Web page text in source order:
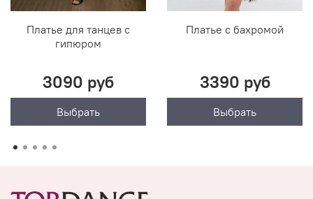
Платье для танцев с
гипюром
3090 руб
Выбрать
Платье с бахромой
3390 руб
Выбрать